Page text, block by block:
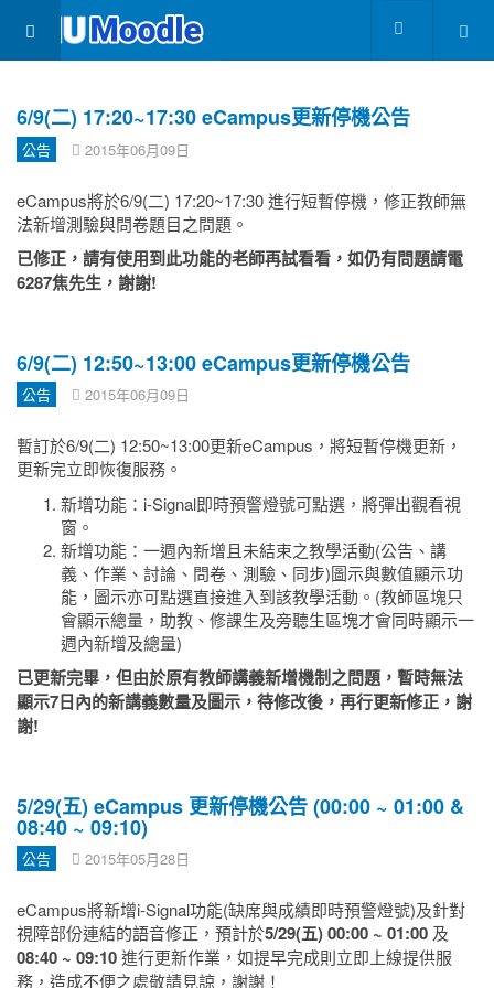
6/9(二) 17:20~17:30 eCampus更新停機公告
公告 2015年06月09日
eCampus將於6/9(二) 17:20~17:30 進行短暫停機，修正教師無
法新增測驗與問卷題目之問題。
已修正，請有使用到此功能的老師再試看看，如仍有問題請電
6287焦先生，謝謝!
6/9(二) 12:50~13:00 eCampus更新停機公告
公告 2015年06月09日
暫訂於6/9(二) 12:50~13:00更新eCampus，將短暫停機更新，
更新完立即恢復服務。
新增功能：i-Signal即時預警燈號可點選，將彈出觀看視
窗。
新增功能：一週內新增且未結束之教學活動(公告、講
義、作業、討論、問卷、測驗、同步)圖示與數值顯示功
能，圖示亦可點選直接進入到該教學活動。(教師區塊只
會顯示總量，助教、修課生及旁聽生區塊才會同時顯示一
週內新增及總量)
已更新完畢，但由於原有教師講義新增機制之問題，暫時無法
顯示7日內的新講義數量及圖示，待修改後，再行更新修正，謝
謝!
5/29(五) eCampus 更新停機公告 (00:00 ~ 01:00 &
08:40 ~ 09:10)
公告 2015年05月28日
eCampus將新增i-Signal功能(缺席與成績即時預警燈號)及針對
視障部份連結的語音修正，預計於5/29(五) 00:00 ~ 01:00 及
08:40 ~ 09:10進行更新作業，如提早完成則立即上線提供服
務，造成不便之處敬請見諒，謝謝！